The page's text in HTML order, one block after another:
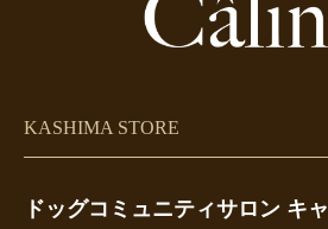
KASHIMA STORE
ドッグコミュニティサロン キ